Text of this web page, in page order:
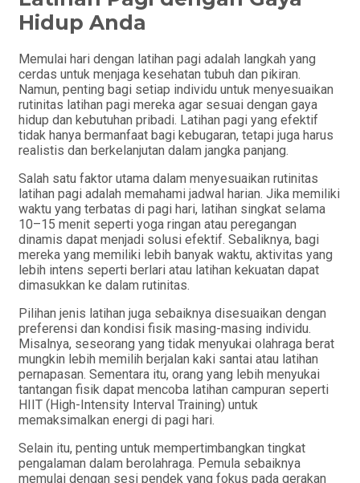
Hidup Anda
Memulai hari dengan latihan pagi adalah langkah yang
cerdas untuk menjaga kesehatan tubuh dan pikiran.
Namun, penting bagi setiap individu untuk menyesuaikan
rutinitas latihan pagi mereka agar sesuai dengan gaya
hidup dan kebutuhan pribadi. Latihan pagi yang efektif
tidak hanya bermanfaat bagi kebugaran, tetapi juga harus
realistis dan berkelanjutan dalam jangka panjang.
Salah satu faktor utama dalam menyesuaikan rutinitas
latihan pagi adalah memahami jadwal harian. Jika memiliki
waktu yang terbatas di pagi hari, latihan singkat selama
10–15 menit seperti yoga ringan atau peregangan
dinamis dapat menjadi solusi efektif. Sebaliknya, bagi
mereka yang memiliki lebih banyak waktu, aktivitas yang
lebih intens seperti berlari atau latihan kekuatan dapat
dimasukkan ke dalam rutinitas.
Pilihan jenis latihan juga sebaiknya disesuaikan dengan
preferensi dan kondisi fisik masing-masing individu.
Misalnya, seseorang yang tidak menyukai olahraga berat
mungkin lebih memilih berjalan kaki santai atau latihan
pernapasan. Sementara itu, orang yang lebih menyukai
tantangan fisik dapat mencoba latihan campuran seperti
HIIT (High-Intensity Interval Training) untuk
memaksimalkan energi di pagi hari.
Selain itu, penting untuk mempertimbangkan tingkat
pengalaman dalam berolahraga. Pemula sebaiknya
memulai dengan sesi pendek yang fokus pada gerakan